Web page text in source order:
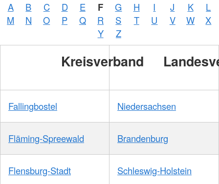
A B C D E F G H I J K
L
M
N O P Q R S T U V W
X
Y
Z
Kreisverband
Fallingbostel Niedersachsen
Fläming-Spreewald Brandenburg
Flensburg-Stadt Schleswig-Holstein
Foto:
DRKS